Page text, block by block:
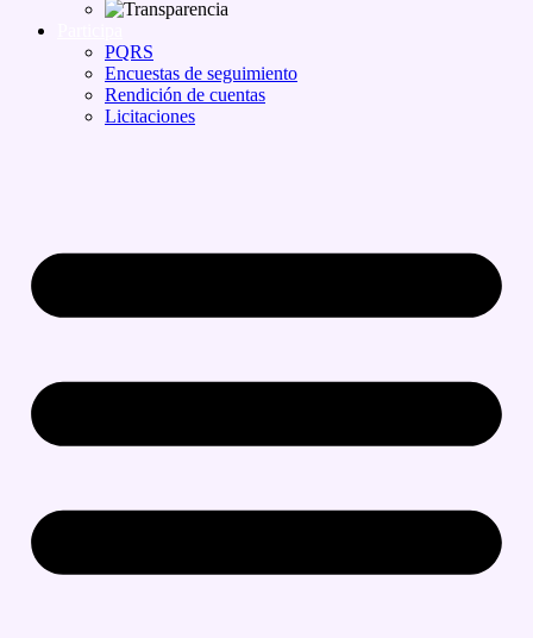
PQRS
Encuestas de seguimiento
Rendición de cuentas
Licitaciones